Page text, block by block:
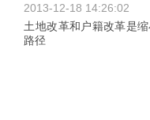
2013-12-18 14:26:02
土地改革和户籍改革是
路径